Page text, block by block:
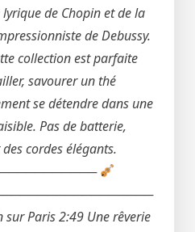
lyrique de Chopin et de la
de Debussy.
collection est parfaite
savourer un thé
se détendre dans une
Pas de batterie,
cordes élégants.
Paris 2:49 Une rêverie